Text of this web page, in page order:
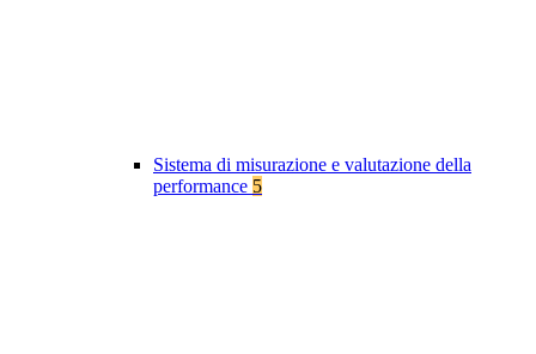
Sistema di misurazione e valutazione della
performance 5